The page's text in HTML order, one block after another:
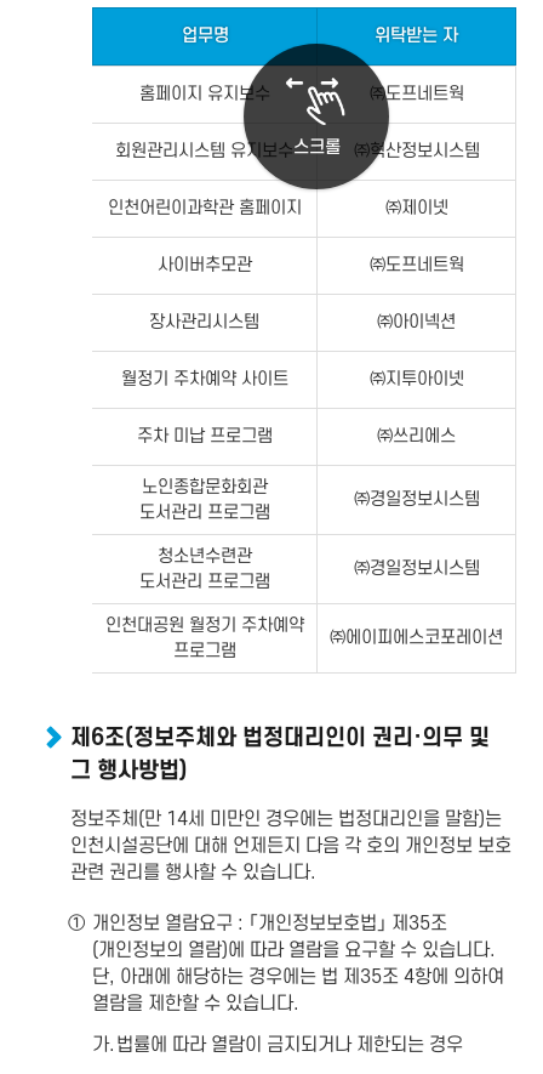
스크롤
업무명 위탁받는 자
홈페이지 유지보수 ㈜도프네트웍
회원관리시스템 유지보수 ㈜혁산정보시스템
인천어린이과학관 홈페이지 ㈜제이넷
사이버추모관 ㈜도프네트웍
장사관리시스템 ㈜아이넥션
월정기 주차예약 사이트 ㈜지투아이넷
주차 미납 프로그램 ㈜쓰리에스
노인종합문화회관
도서관리 프로그램
㈜경일정보시스템
청소년수련관
도서관리 프로그램
㈜경일정보시스템
인천대공원 월정기 주차예약
프로그램
㈜에이피에스코포레이션
제6조(정보주체와 법정대리인이 권리·의무 및
그 행사방법)
정보주체(만 14세 미만인 경우에는 법정대리인을 말함)는
인천시설공단에 대해 언제든지 다음 각 호의 개인정보 보호
관련 권리를 행사할 수 있습니다.
① 개인정보 열람요구 : 「개인정보보호법」 제35조
(개인정보의 열람)에 따라 열람을 요구할 수 있습니다.
단, 아래에 해당하는 경우에는 법 제35조 4항에 의하여
열람을 제한할 수 있습니다.
가. 법률에 따라 열람이 금지되거나 제한되는 경우